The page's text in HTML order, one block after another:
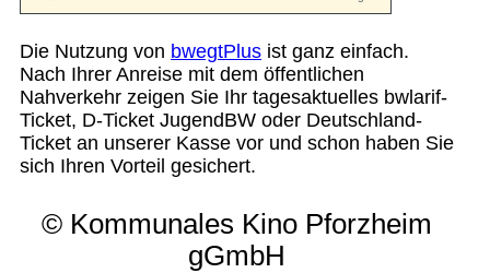
Die Nutzung von bwegtPlus ist ganz einfach.
Nach Ihrer Anreise mit dem öffentlichen
Nahverkehr zeigen Sie Ihr tagesaktuelles bwlarif-
Ticket, D-Ticket JugendBW oder Deutschland-
Ticket an unserer Kasse vor und schon haben Sie
sich Ihren Vorteil gesichert.
© Kommunales Kino Pforzheim
gGmbH